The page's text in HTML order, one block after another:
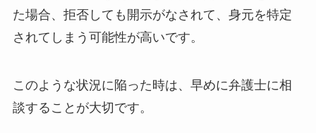
た場合、拒否しても開示がなされて、身元を特定
されてしまう可能性が高いです。
このような状況に陥った時は、早めに弁護士に相
談することが大切です。